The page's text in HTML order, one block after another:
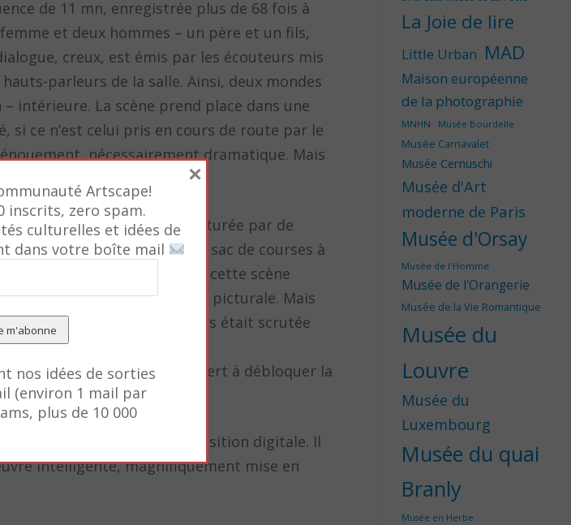
de 11 mn, enregistrée plus de 68 fois à
et deux hommes – un père et un fils,
creux, est émis par les écouteurs mis
parleurs de la salle. Ainsi, deux mondes
intérieure. La scène prend place dans une
si ce n’est celui pris en cours de route par le
nécessairement dramatique. Mais
d’une famille chinoise, capturée par de
le grand-père revient un sac de courses à
plusieurs perspectives, de cette scène
comme une composition picturale. Mais
si la vie privée de ces Chinois était scrutée
de durée – un outil qui sert à débloquer la
pour créer une composition digitale. Il
intelligente, magnifiquement mise en
La Joie de lire
Little Urban MAD
Maison européenne
de la photographie
MNHN Musée Bourdelle
Musée Carnavalet
Musée Cernuschi
Musée d'Art
moderne de Paris
Musée d'Orsay
Musée de l'Homme
Musée de l'Orangerie
Musée de la Vie Romantique
Musée du
Louvre
Musée du
Luxembourg
Musée du quai
Branly
Musée en Herbe
Artscape!
inscrits, zero spam.
culturelles et idées de
dans votre boîte mail
nos idées de sorties
(environ 1 mail par
plus de 10 000
×